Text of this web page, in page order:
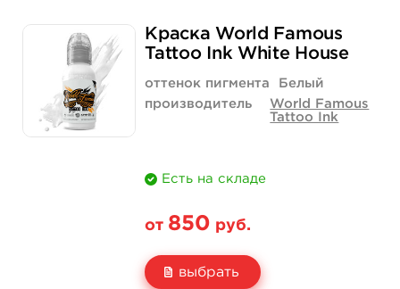
Количество
900 руб.
купить
1 520 руб.
купить
Краска World Famous
Tattoo Ink White House
оттенок пигмента
Белый
производитель
World Famous
Tattoo Ink
Есть на складе
от 850 руб.
выбрать